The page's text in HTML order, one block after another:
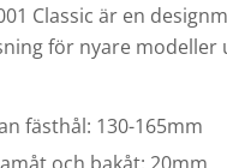
Classic är en
för nyare modeller
fästhål: 130-165mm